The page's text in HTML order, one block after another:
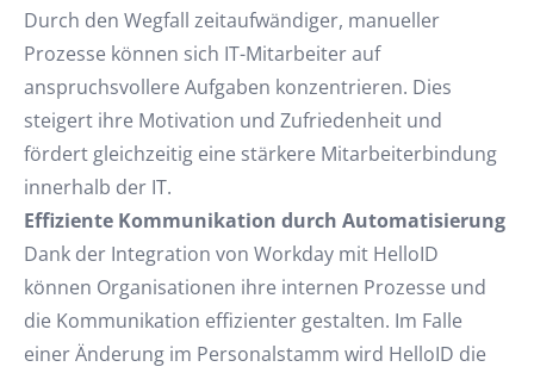
Durch den Wegfall zeitaufwändiger, manueller
Prozesse können sich IT-Mitarbeiter auf
anspruchsvollere Aufgaben konzentrieren. Dies
steigert ihre Motivation und Zufriedenheit und
fördert gleichzeitig eine stärkere Mitarbeiterbindung
innerhalb der IT.
Effiziente Kommunikation durch Automatisierung
Dank der Integration von Workday mit HelloID
können Organisationen ihre internen Prozesse und
die Kommunikation effizienter gestalten. Im Falle
einer Änderung im Personalstamm wird HelloID die